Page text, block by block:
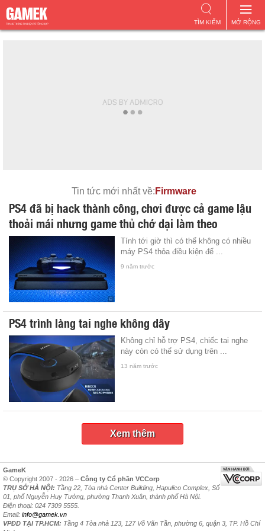
MỞ RỘNG
TÌM KIẾM
Tin tức mới nhất về: Firmware
PS4 đã bị hack thành công, chơi được cả game lậu
thoải mái nhưng game thủ chớ dại làm theo
Tính tới giờ thì có thể không có nhiều
máy PS4 thỏa điều kiện để ...
9 năm trước
PS4 trình làng tai nghe không dây
Không chỉ hỗ trợ PS4, chiếc tai nghe
này còn có thể sử dụng trên ...
13 năm trước
Xem thêm
GameK
© Copyright 2007 - 2026 – Công ty Cổ phần VCCorp
TRỤ SỞ HÀ NỘI: Tầng 22, Tòa nhà Center Building, Hapulico Complex, Số
01, phố Nguyễn Huy Tưởng, phường Thanh Xuân, thành phố Hà Nội.
Điện thoại: 024 7309 5555.
Email: info@gamek.vn
VPĐD TẠI TP.HCM: Tầng 4 Tòa nhà 123, 127 Võ Văn Tần, phường 6, quận 3, TP. Hồ Chí